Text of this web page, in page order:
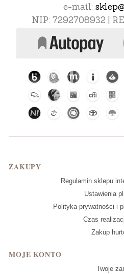
e-mail:
NIP: 7292708932 |
Linki w stopce
ZAKUPY
Regulamin sklepu
Ustawienia
Polityka prywatności i
Czas
Zakup
MOJE KONTO
Twoje